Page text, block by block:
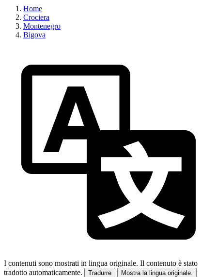
Home
Crociera
Montenegro
Bigova
I contenuti sono mostrati in lingua originale. Il contenuto è stato
tradotto automaticamente.
Tradurre Mostra la lingua originale.